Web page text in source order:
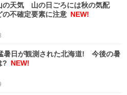
の天気 山の日ごろには秋の気配
不確定要素に注意 NEW!
暑日が観測された北海道! 今後の暑
? NEW!